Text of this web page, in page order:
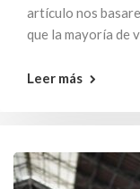
artículo nos
que la mayoría de
Leer más